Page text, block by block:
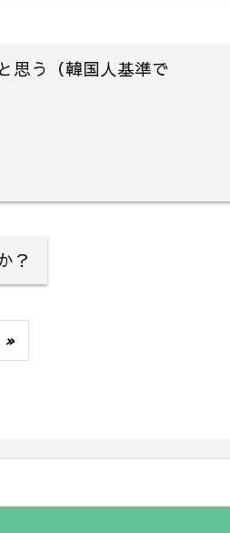
思う（韓国人基準で
？
»